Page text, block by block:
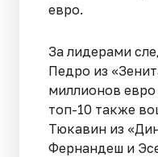
евро.
За лидерами
Педро из
миллионов
топ-10 также
Тюкавин из
Фернандеш и